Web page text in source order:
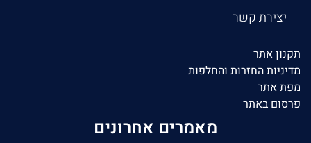
יצירת קשר
תקנון אתר
מדיניות החזרות והחלפות
מפת אתר
פרסום באתר
מאמרים אחרונים